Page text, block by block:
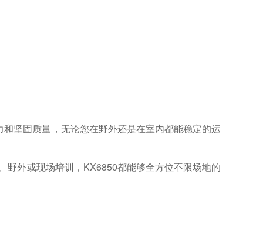
坚固质量，无论您在野外还是在室内都能稳定的运
野外或现场培训，KX6850都能够全方位不限场地的